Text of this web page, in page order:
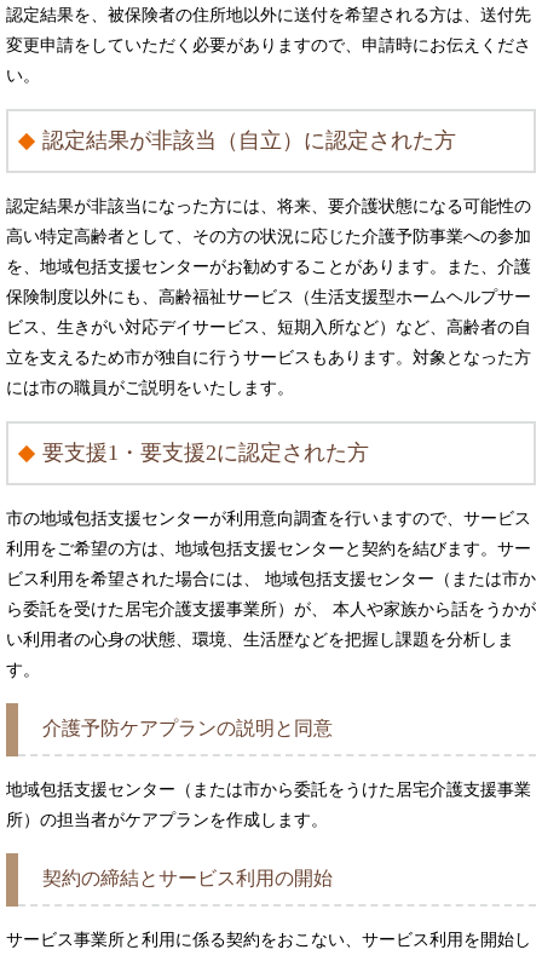
認定結果を、被保険者の住所地以外に送付を希望される方は、送付先
変更申請をしていただく必要がありますので、申請時にお伝えくださ
い。
認定結果が非該当（自立）に認定された方
認定結果が非該当になった方には、将来、要介護状態になる可能性の
高い特定高齢者として、その方の状況に応じた介護予防事業への参加
を、地域包括支援センターがお勧めすることがあります。また、介護
保険制度以外にも、高齢福祉サービス（生活支援型ホームヘルプサー
ビス、生きがい対応デイサービス、短期入所など）など、高齢者の自
立を支えるため市が独自に行うサービスもあります。対象となった方
には市の職員がご説明をいたします。
要支援1・要支援2に認定された方
市の地域包括支援センターが利用意向調査を行いますので、サービス
利用をご希望の方は、地域包括支援センターと契約を結びます。サー
ビス利用を希望された場合には、 地域包括支援センター（または市か
ら委託を受けた居宅介護支援事業所）が、 本人や家族から話をうかが
い利用者の心身の状態、環境、生活歴などを把握し課題を分析しま
す。
介護予防ケアプランの説明と同意
地域包括支援センター（または市から委託をうけた居宅介護支援事業
所）の担当者がケアプランを作成します。
契約の締結とサービス利用の開始
サービス事業所と利用に係る契約をおこない、サービス利用を開始し